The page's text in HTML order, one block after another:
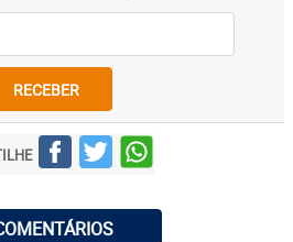
RECEBER